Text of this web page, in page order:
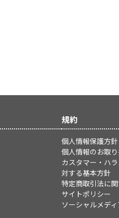
規約
個人情報保護方針
個人情報のお取
カスタマー・ハ
対する基本方針
特定商取引法に
サイトポリシー
ソーシャルメデ